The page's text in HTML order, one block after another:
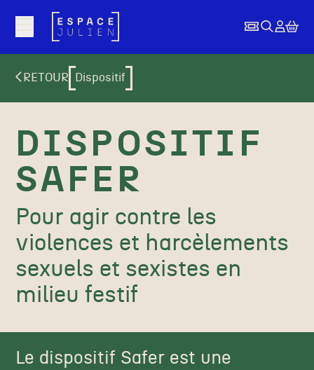
RETOUR Dispositif
DISPOSITIF
SAFER
Pour agir contre les
violences et harcèlements
sexuels et sexistes en
milieu festif
Le dispositif Safer est une